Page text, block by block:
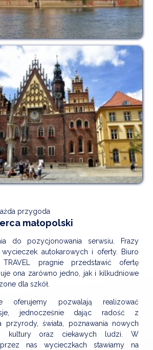
przygoda
małopolski
do pozycjonowania serwsiu. Frazy
autokarowych i oferty. Biuro
TRAVEL pragnie przedstawić ofertę
ona zarówno jedno, jak i kilkudniowe
dla szkół.
oferujemy pozwalają realizować
jednocześnie dając radość z
przyrody, świata, poznawania nowych
kultury oraz ciekawych ludzi. W
nas wycieczkach stawiamy na